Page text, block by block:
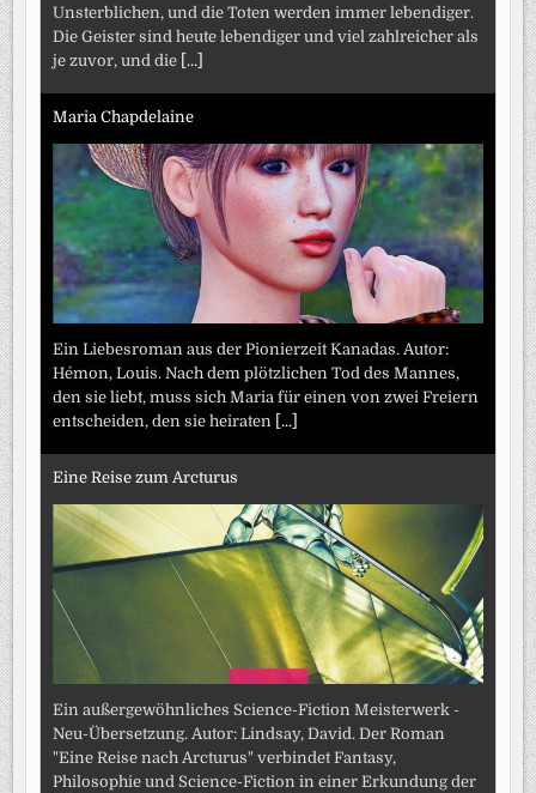
Unsterblichen, und die Toten werden immer lebendiger.
Die Geister sind heute lebendiger und viel zahlreicher als
je zuvor, und die [...]
Maria Chapdelaine
Ein Liebesroman aus der Pionierzeit Kanadas. Autor:
Hémon, Louis. Nach dem plötzlichen Tod des Mannes,
den sie liebt, muss sich Maria für einen von zwei Freiern
entscheiden, den sie heiraten [...]
Eine Reise zum Arcturus
Ein außergewöhnliches Science-Fiction Meisterwerk -
Neu-Übersetzung. Autor: Lindsay, David. Der Roman
"Eine Reise nach Arcturus" verbindet Fantasy,
Philosophie und Science-Fiction in einer Erkundung der